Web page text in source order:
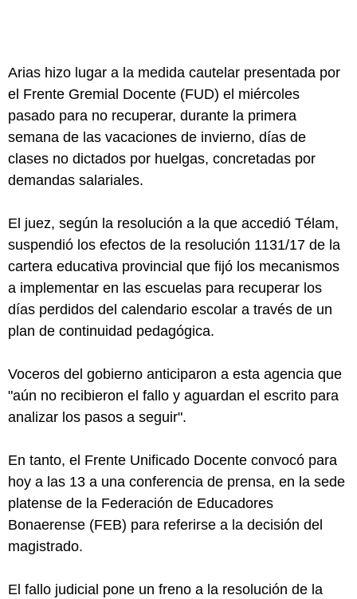
Arias hizo lugar a la medida cautelar presentada por
el Frente Gremial Docente (FUD) el miércoles
pasado para no recuperar, durante la primera
semana de las vacaciones de invierno, días de
clases no dictados por huelgas, concretadas por
demandas salariales.
El juez, según la resolución a la que accedió Télam,
suspendió los efectos de la resolución 1131/17 de la
cartera educativa provincial que fijó los mecanismos
a implementar en las escuelas para recuperar los
días perdidos del calendario escolar a través de un
plan de continuidad pedagógica.
Voceros del gobierno anticiparon a esta agencia que
"aún no recibieron el fallo y aguardan el escrito para
analizar los pasos a seguir".
En tanto, el Frente Unificado Docente convocó para
hoy a las 13 a una conferencia de prensa, en la sede
platense de la Federación de Educadores
Bonaerense (FEB) para referirse a la decisión del
magistrado.
El fallo judicial pone un freno a la resolución de la